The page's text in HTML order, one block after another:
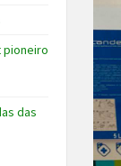
pioneiro
das